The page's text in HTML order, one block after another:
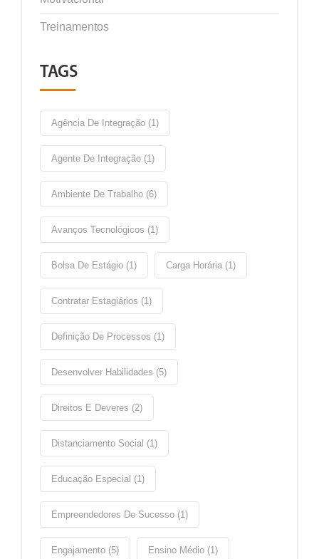
Treinamentos
TAGS
Agência De Integração (1)
Agente De Integração (1)
Ambiente De Trabalho (6)
Avanços Tecnológicos (1)
Bolsa De Estágio (1) Carga Horária (1)
Contratar Estagiários (1)
Definição De Processos (1)
Desenvolver Habilidades (5)
Direitos E Deveres (2)
Distanciamento Social (1)
Educação Especial (1)
Empreendedores De Sucesso (1)
Engajamento (5) Ensino Médio (1)